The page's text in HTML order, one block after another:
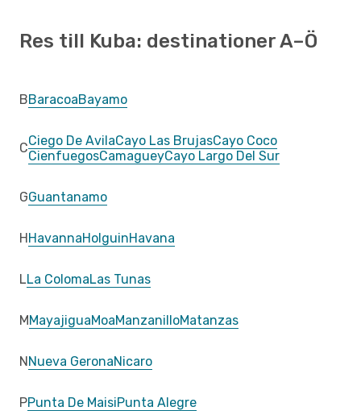
Res till Kuba: destinationer A–Ö
BBaracoaBayamo
CCiego De AvilaCayo Las BrujasCayo Coco
CienfuegosCamagueyCayo Largo Del Sur
GGuantanamo
HHavannaHolguinHavana
LLa ColomaLas Tunas
MMayajiguaMoaManzanilloMatanzas
NNueva GeronaNicaro
PPunta De MaisiPunta Alegre